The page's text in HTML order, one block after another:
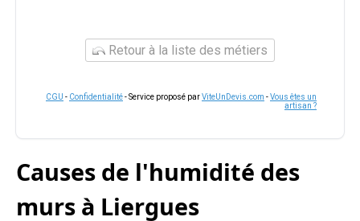
Retour à la liste des métiers
CGU - Confidentialité- Service proposé parViteUnDevis.com -Vous êtes un
artisan ?
Causes de l'humidité des
murs à Liergues